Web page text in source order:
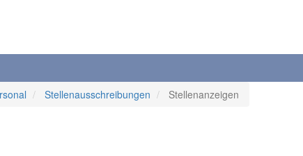
Stellenausschreibungen Stellenanzeigen